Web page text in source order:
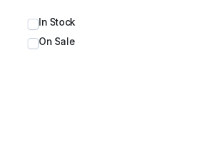
In Stock
On Sale